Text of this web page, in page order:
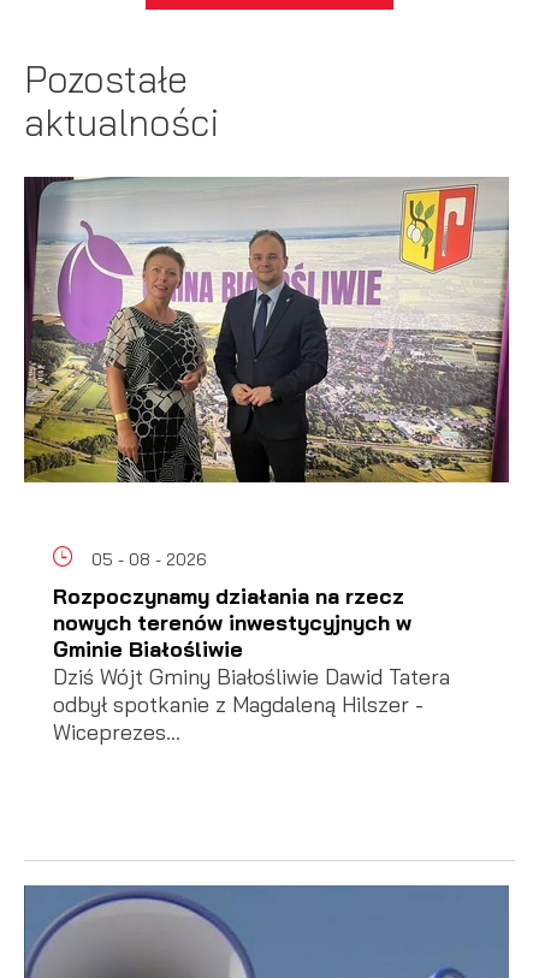
Pozostałe
aktualności
05 - 08 - 2026
Rozpoczynamy działania na rzecz
nowych terenów inwestycyjnych w
Gminie Białośliwie
Dziś Wójt Gminy Białośliwie Dawid Tatera
odbył spotkanie z Magdaleną Hilszer -
Wiceprezes...